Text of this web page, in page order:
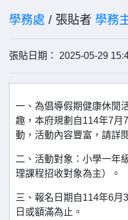
學務處 / 張貼者 學務
張貼日期： 2025-05-29
一、為倡導假期健康休閒
趣，本府規劃自114年7月
動，活動內容豐富，請詳
二、活動對象：小學一年
理課程招收對象為主）。
三、報名日期自114年6月
日或額滿為止。